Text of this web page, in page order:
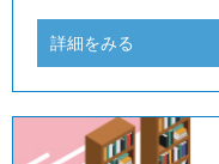
詳細をみる